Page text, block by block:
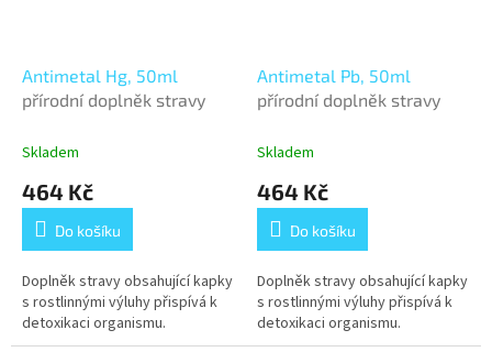
Antimetal Hg, 50ml
přírodní doplněk stravy
Skladem
464 Kč
Do košíku
Doplněk stravy obsahující kapky
s rostlinnými výluhy přispívá k
detoxikaci organismu.
Antimetal Pb, 50ml
přírodní doplněk stravy
Skladem
464 Kč
Do košíku
Doplněk stravy obsahující kapky
s rostlinnými výluhy přispívá k
detoxikaci organismu.